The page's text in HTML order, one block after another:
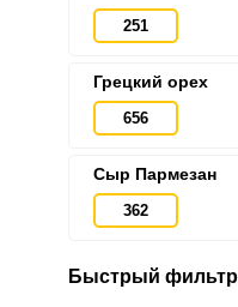
251
Грецкий орех
656
Сыр Пармезан
362
Быстрый фильтр